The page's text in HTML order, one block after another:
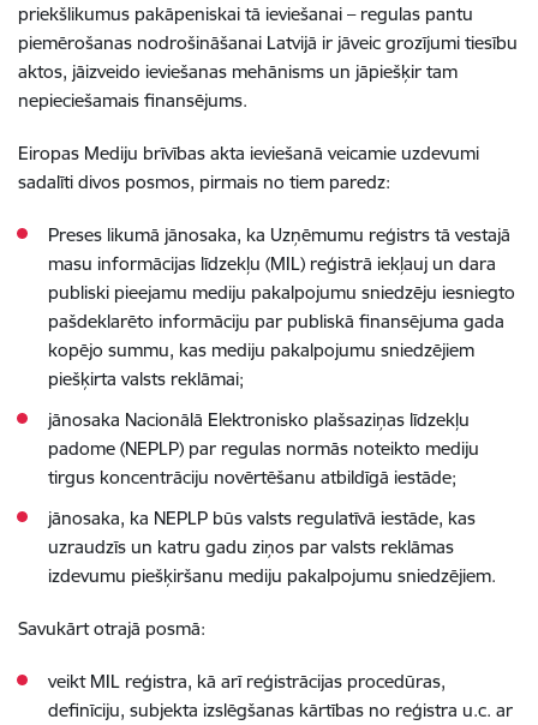
priekšlikumus pakāpeniskai tā ieviešanai – regulas pantu
piemērošanas nodrošināšanai Latvijā ir jāveic grozījumi tiesību
aktos, jāizveido ieviešanas mehānisms un jāpiešķir tam
nepieciešamais finansējums.
Eiropas Mediju brīvības akta ieviešanā veicamie uzdevumi
sadalīti divos posmos, pirmais no tiem paredz:
Preses likumā jānosaka, ka Uzņēmumu reģistrs tā vestajā
masu informācijas līdzekļu (MIL) reģistrā iekļauj un dara
publiski pieejamu mediju pakalpojumu sniedzēju iesniegto
pašdeklarēto informāciju par publiskā finansējuma gada
kopējo summu, kas mediju pakalpojumu sniedzējiem
piešķirta valsts reklāmai;
jānosaka Nacionālā Elektronisko plašsaziņas līdzekļu
padome (NEPLP) par regulas normās noteikto mediju
tirgus koncentrāciju novērtēšanu atbildīgā iestāde;
jānosaka, ka NEPLP būs valsts regulatīvā iestāde, kas
uzraudzīs un katru gadu ziņos par valsts reklāmas
izdevumu piešķiršanu mediju pakalpojumu sniedzējiem.
Savukārt otrajā posmā:
veikt MIL reģistra, kā arī reģistrācijas procedūras,
definīciju, subjekta izslēgšanas kārtības no reģistra u.c. ar